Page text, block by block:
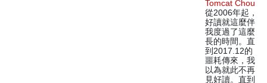
Tomcat Chou
從2006年起，
好讀就這麼伴
我度過了這麼
長的時間。直
到2017.12的
噩耗傳來，我
以為就此不再
見好讀。直到